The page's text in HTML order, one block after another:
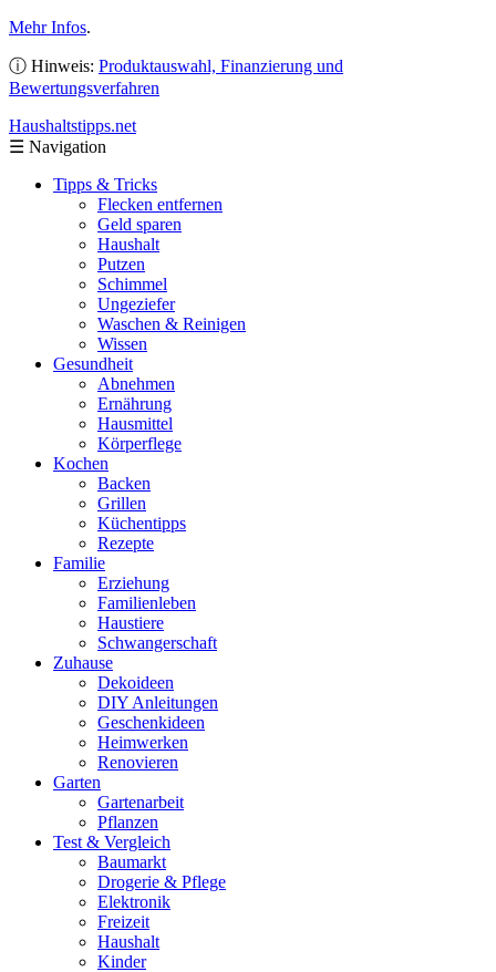
Mehr Infos.
ⓘ Hinweis: Produktauswahl, Finanzierung und
Bewertungsverfahren
Haushaltstipps.net
☰ Navigation
Tipps & Tricks
Flecken entfernen
Geld sparen
Haushalt
Putzen
Schimmel
Ungeziefer
Waschen & Reinigen
Wissen
Gesundheit
Abnehmen
Ernährung
Hausmittel
Körperflege
Kochen
Backen
Grillen
Küchentipps
Rezepte
Familie
Erziehung
Familienleben
Haustiere
Schwangerschaft
Zuhause
Dekoideen
DIY Anleitungen
Geschenkideen
Heimwerken
Renovieren
Garten
Gartenarbeit
Pflanzen
Test & Vergleich
Baumarkt
Drogerie & Pflege
Elektronik
Freizeit
Haushalt
Kinder